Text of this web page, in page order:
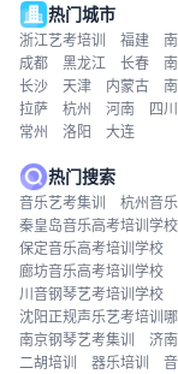
热门城市
浙江艺考培训 福建
成都
黑龙江 长春
长沙
天津 内蒙古
拉萨
杭州 河南 四川
常州
洛阳 大连
热门搜索
音乐艺考集训 杭州音
秦皇岛音乐高考培训学校
保定音乐高考培训学校
廊坊音乐高考培训学校
川音钢琴艺考培训学校
沈阳正规声乐艺考培训
南京钢琴艺考集训
济
二胡培训
器乐培训